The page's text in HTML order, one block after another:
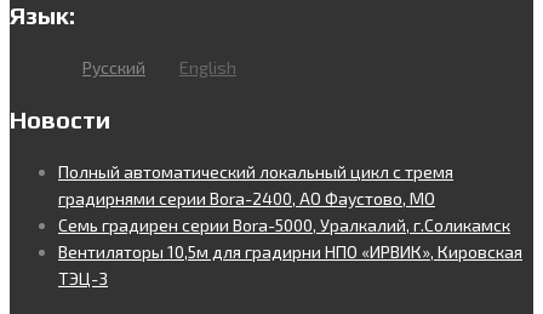
Язык:
Русский English
Новости
Полный автоматический локальный цикл с тремя
градирнями серии Bora-2400, АО Фаустово, МО
Семь градирен серии Bora-5000, Уралкалий, г.Соликамск
Вентиляторы 10,5м для градирни НПО «ИРВИК», Кировская
ТЭЦ-3